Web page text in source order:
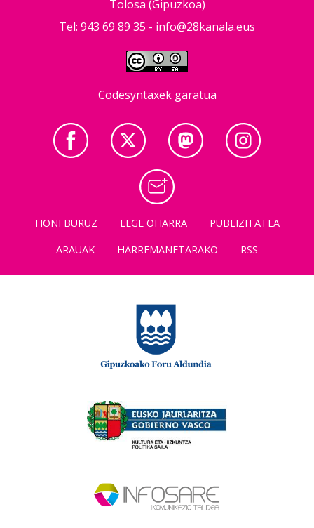
Tolosa (Gipuzkoa)
Tel: 943 69 89 35 - info@28kanala.eus
Codesyntaxek garatua
HONI BURUZ LEGE OHARRA
PUBLIZITATEA
ARAUAK
HARREMANETARAKO RSS